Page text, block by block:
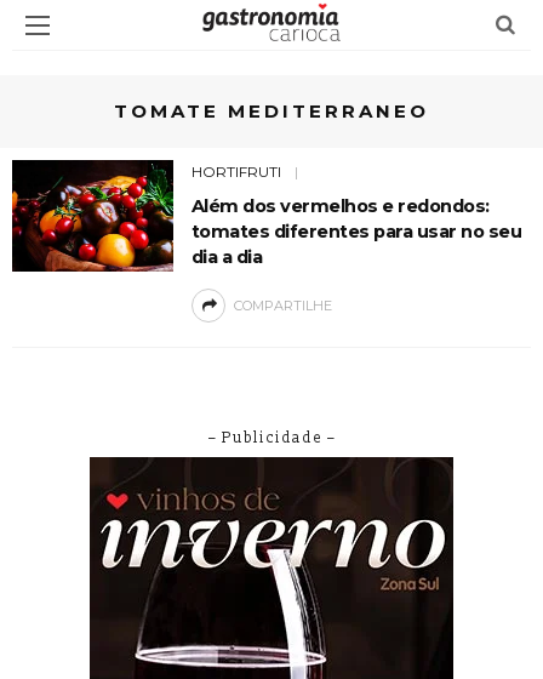
TOMATE MEDITERRANEO
HORTIFRUTI
Além dos vermelhos e redondos:
tomates diferentes para usar no seu
dia a dia
COMPARTILHE
– Publicidade –